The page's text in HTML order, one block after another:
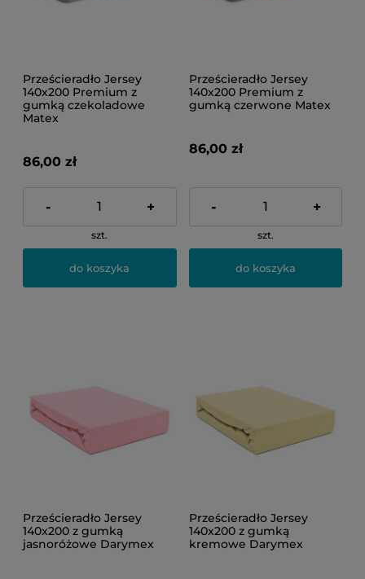
Prześcieradło Jersey
140x200 Premium z
gumką czekoladowe
Matex
86,00 zł
- +
szt.
do koszyka
Prześcieradło Jersey
140x200 Premium z
gumką czerwone Matex
86,00 zł
- +
szt.
do koszyka
Prześcieradło Jersey
140x200 z gumką
jasnoróżowe Darymex
Prześcieradło Jersey
140x200 z gumką
kremowe Darymex